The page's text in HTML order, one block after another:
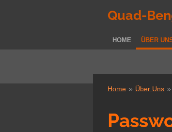
Quad-
HOME ÜBER
Home » Über Uns »